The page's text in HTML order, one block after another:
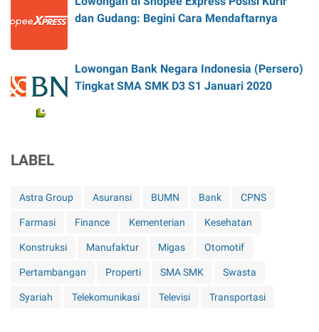
dan Gudang: Begini Cara Mendaftarnya
Lowongan Bank Negara Indonesia (Persero)
Tingkat SMA SMK D3 S1 Januari 2020
LABEL
Astra Group Asuransi BUMN Bank CPNS
Farmasi Finance Kementerian Kesehatan
Konstruksi Manufaktur Migas Otomotif
Pertambangan Properti SMA SMK Swasta
Syariah Telekomunikasi Televisi Transportasi